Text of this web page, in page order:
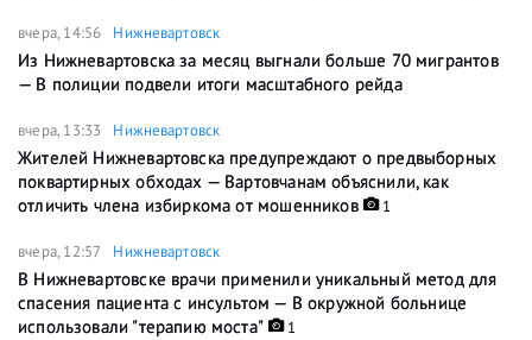
вчера, 14:56 Нижневартовск
Из Нижневартовска за месяц выгнали больше 70 мигрантов
— В полиции подвели итоги масштабного рейда
вчера, 13:33 Нижневартовск
Жителей Нижневартовска предупреждают о предвыборных
поквартирных обходах — Вартовчанам объяснили, как
отличить члена избиркома от мошенников
1
вчера, 12:57 Нижневартовск
В Нижневартовске врачи применили уникальный метод для
спасения пациента с инсультом — В окружной больнице
использовали "терапию моста"
1